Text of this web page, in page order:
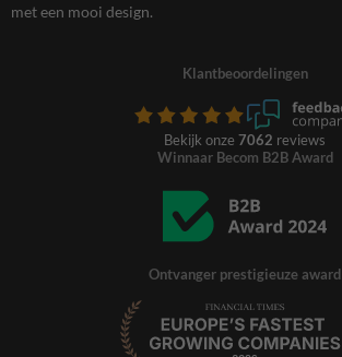
met een mooi design.
Klantbeoordelingen
Bekijk onze 7062 reviews
Winnaar Becom B2B Award
Ontvanger prestigieuze award